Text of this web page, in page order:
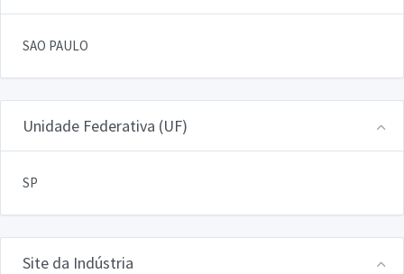
SAO PAULO
Unidade Federativa (UF)
SP
Site da Indústria